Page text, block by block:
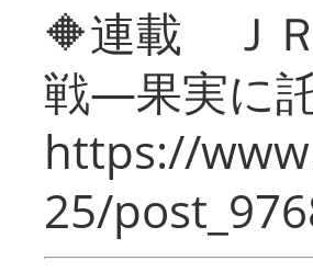
🔶連載 Ｊ
戦―果実に
https://
25/